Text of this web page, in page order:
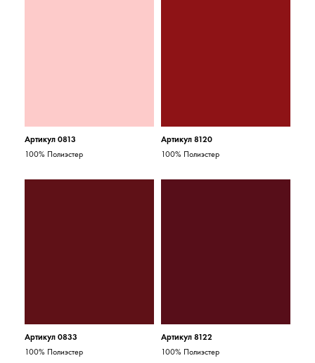
Артикул 0813
100% Полиэстер
Артикул 8120
100% Полиэстер
Артикул 0833
100% Полиэстер
Артикул 8122
100% Полиэстер